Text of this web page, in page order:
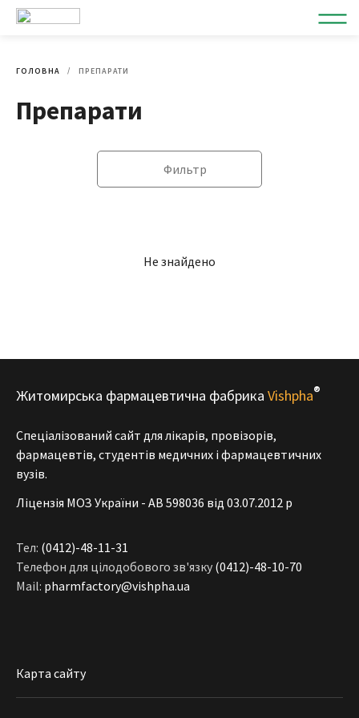
ГОЛОВНА ПРЕПАРАТИ
Препарати
Фильтр
Не знайдено
Житомирська фармацевтична фабрика Vishpha®
Спеціалізований сайт для лікарів, провізорів,
фармацевтів, студентів медичних і фармацевтичних
вузів.
Ліцензія МОЗ України - АВ 598036 від 03.07.2012 р
Тел: (0412)-48-11-31
Телефон для цілодобового зв'язку (0412)-48-10-70
Mail: pharmfactory@vishpha.ua
Карта сайту